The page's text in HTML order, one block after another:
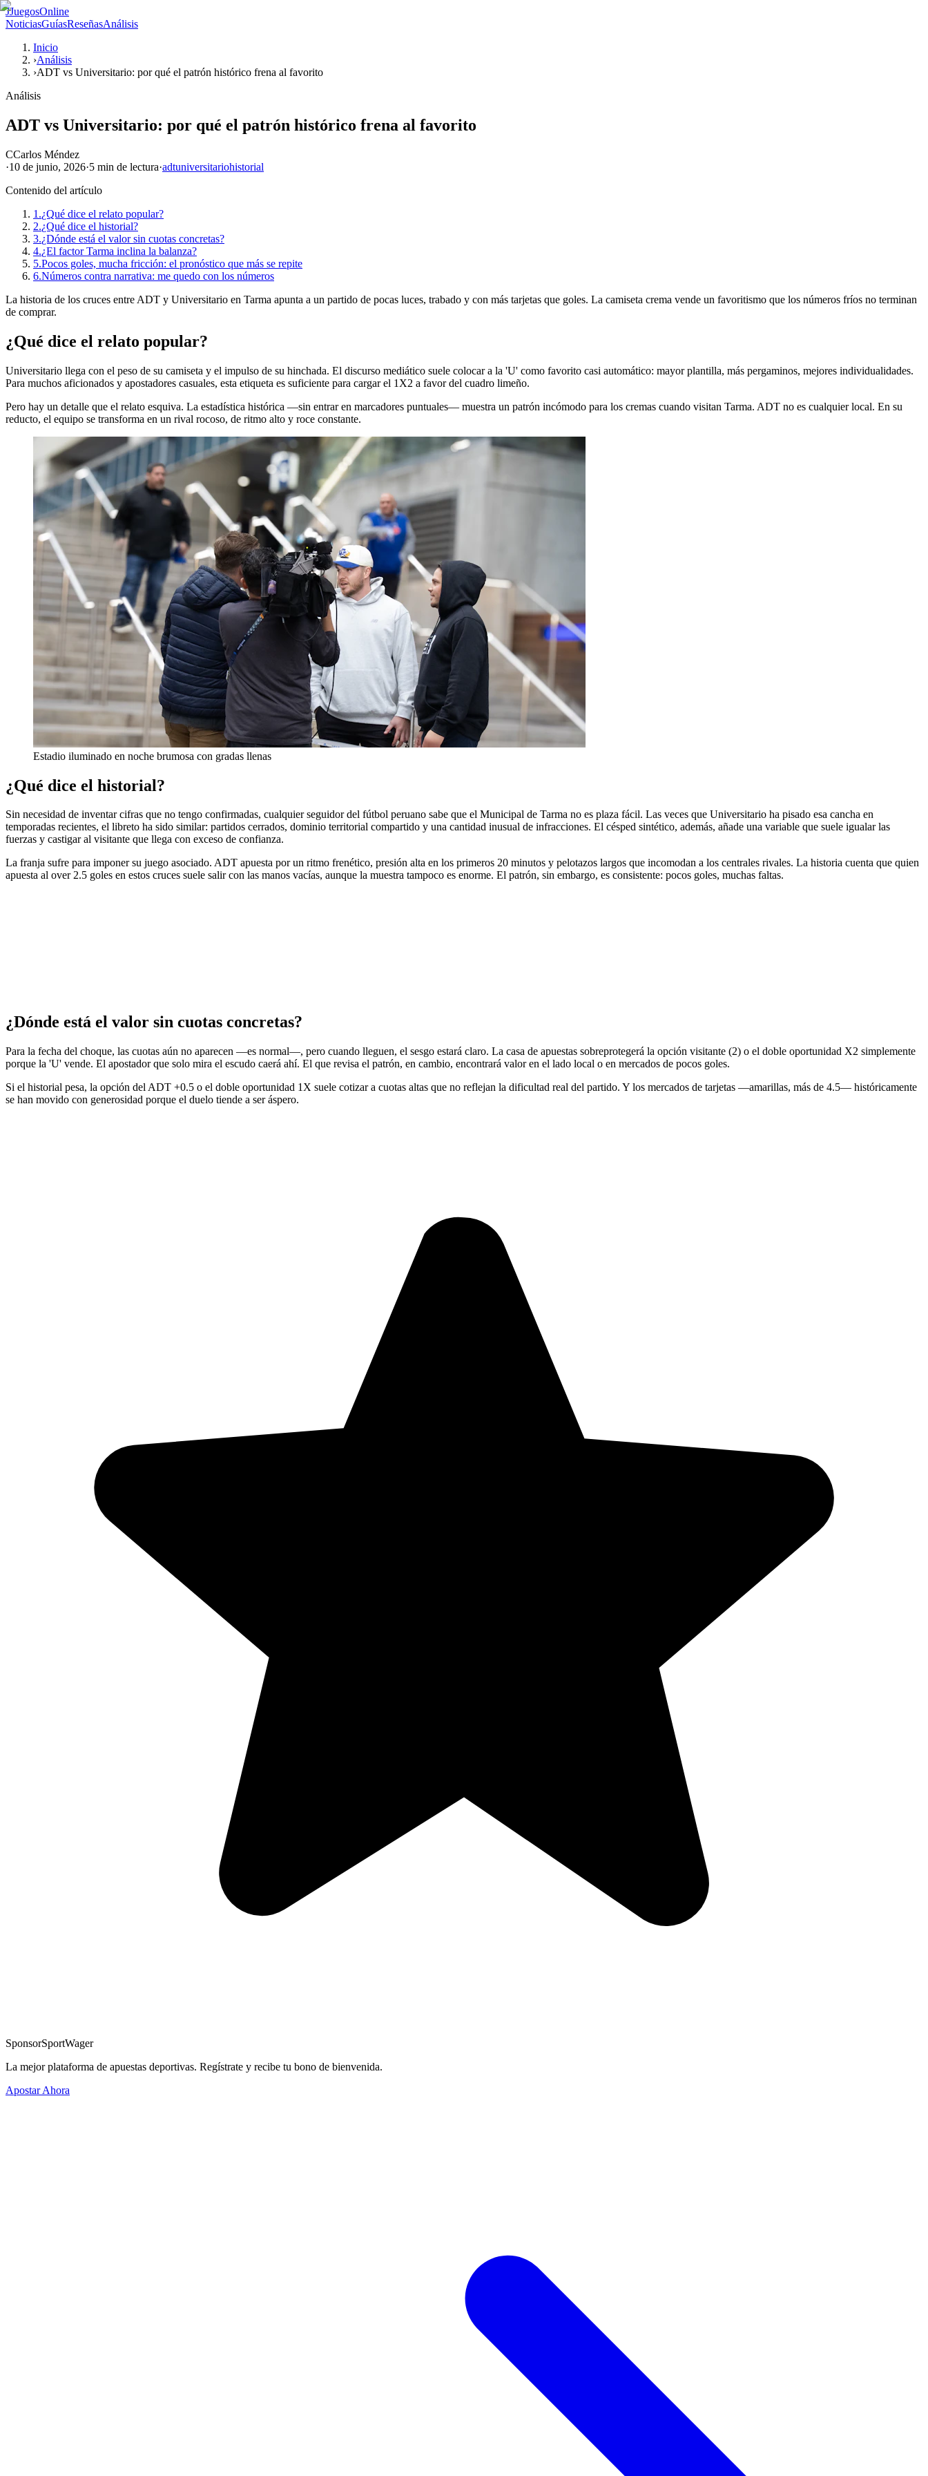
JJuegosOnline
NoticiasGuíasReseñasAnálisis
Inicio
›Análisis
›ADT vs Universitario: por qué el patrón histórico frena al favorito
Análisis
ADT vs Universitario: por qué el patrón histórico frena al favorito
CCarlos Méndez
·10 de junio, 2026·5 min de lectura·adtuniversitariohistorial
Contenido del artículo
1.¿Qué dice el relato popular?
2.¿Qué dice el historial?
3.¿Dónde está el valor sin cuotas concretas?
4.¿El factor Tarma inclina la balanza?
5.Pocos goles, mucha fricción: el pronóstico que más se repite
6.Números contra narrativa: me quedo con los números
La historia de los cruces entre ADT y Universitario en Tarma apunta a un partido de pocas luces, trabado y con más tarjetas que goles. La camiseta crema vende un favoritismo que los números fríos no terminan
de comprar.
¿Qué dice el relato popular?
Universitario llega con el peso de su camiseta y el impulso de su hinchada. El discurso mediático suele colocar a la 'U' como favorito casi automático: mayor plantilla, más pergaminos, mejores individualidades.
Para muchos aficionados y apostadores casuales, esta etiqueta es suficiente para cargar el 1X2 a favor del cuadro limeño.
Pero hay un detalle que el relato esquiva. La estadística histórica —sin entrar en marcadores puntuales— muestra un patrón incómodo para los cremas cuando visitan Tarma. ADT no es cualquier local. En su
reducto, el equipo se transforma en un rival rocoso, de ritmo alto y roce constante.
Estadio iluminado en noche brumosa con gradas llenas
¿Qué dice el historial?
Sin necesidad de inventar cifras que no tengo confirmadas, cualquier seguidor del fútbol peruano sabe que el Municipal de Tarma no es plaza fácil. Las veces que Universitario ha pisado esa cancha en
temporadas recientes, el libreto ha sido similar: partidos cerrados, dominio territorial compartido y una cantidad inusual de infracciones. El césped sintético, además, añade una variable que suele igualar las
fuerzas y castigar al visitante que llega con exceso de confianza.
La franja sufre para imponer su juego asociado. ADT apuesta por un ritmo frenético, presión alta en los primeros 20 minutos y pelotazos largos que incomodan a los centrales rivales. La historia cuenta que quien
apuesta al over 2.5 goles en estos cruces suele salir con las manos vacías, aunque la muestra tampoco es enorme. El patrón, sin embargo, es consistente: pocos goles, muchas faltas.
¿Dónde está el valor sin cuotas concretas?
Para la fecha del choque, las cuotas aún no aparecen —es normal—, pero cuando lleguen, el sesgo estará claro. La casa de apuestas sobreprotegerá la opción visitante (2) o el doble oportunidad X2 simplemente
porque la 'U' vende. El apostador que solo mira el escudo caerá ahí. El que revisa el patrón, en cambio, encontrará valor en el lado local o en mercados de pocos goles.
Si el historial pesa, la opción del ADT +0.5 o el doble oportunidad 1X suele cotizar a cuotas altas que no reflejan la dificultad real del partido. Y los mercados de tarjetas —amarillas, más de 4.5— históricamente
se han movido con generosidad porque el duelo tiende a ser áspero.
SponsorSportWager
La mejor plataforma de apuestas deportivas. Regístrate y recibe tu bono de bienvenida.
Apostar Ahora